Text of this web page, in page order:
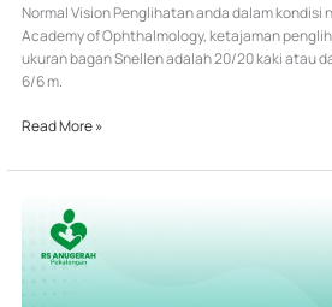
Normal Vision Penglihatan anda dalam kondisi
Academy of Ophthalmology, ketajaman
ukuran bagan Snellen adalah 20/20 kaki atau
6/6 m.
Read More »
Kepala,
Apakah
Hal